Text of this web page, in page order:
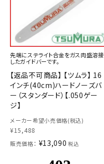
先端にステライト合金をガス肉盛溶接
したガイドバーです。
【返品不可商品】 【ツムラ】 16
インチ(40cm)ハードノーズバ
ー（スタンダード）【.050ゲー
ジ】
メーカー希望小売価格(税込)
¥15,488
販売価格： ¥13,090 税込